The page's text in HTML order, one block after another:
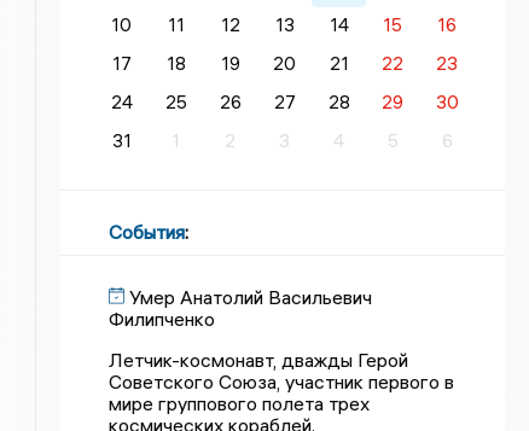
10
11 12 13 14 15
16
17
18 19 20 21 22
23
24
25 26 27 28 29
30
31
1 2 3 4 5 6
События:
Умер Анатолий Васильевич
Филипченко
Летчик-космонавт, дважды Герой
Советского Союза, участник первого в
мире группового полета трех
космических кораблей.